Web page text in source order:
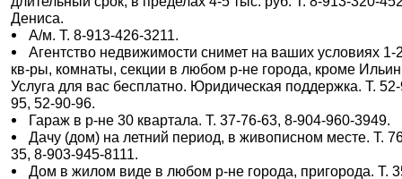
Дениса.
А/м. Т. 8-913-426-3211.
Агентство недвижимости снимет на ваших условиях 1-
кв-ры, комнаты, секции в любом р-не города, кроме
Услуга для вас бесплатно. Юридическая поддержка. Т.
95, 52-90-96.
Гараж в р-не 30 квартала. Т. 37-76-63, 8-904-960-3949.
Дачу (дом) на летний период, в живописном месте. Т.
35, 8-903-945-8111.
Дом в жилом виде в любом р-не города, пригорода. Т.